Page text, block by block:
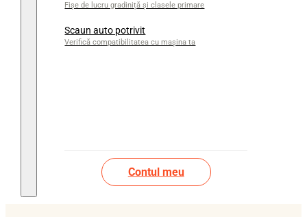
Fișe de lucru gradiniță și clasele primare
Scaun auto potrivit
Verifică compatibilitatea cu mașina ta
Contul meu